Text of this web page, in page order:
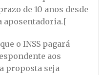
de 10 anos desde
aposentadoria.[
o INSS pagará
aos
proposta seja